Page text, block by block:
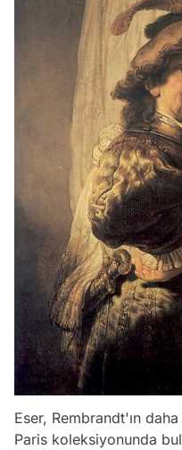
Eser, Rembrandt'ın
Paris koleksiyonunda